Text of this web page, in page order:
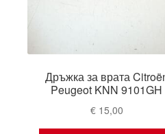
Дръжка за врата
Peugeot KNN 9101GH
€15,00